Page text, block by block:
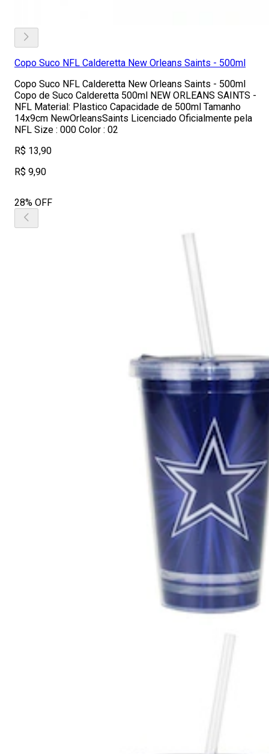
Copo Suco NFL Calderetta New Orleans Saints - 500ml
Copo Suco NFL Calderetta New Orleans Saints - 500ml
Copo de Suco Calderetta 500ml NEW ORLEANS SAINTS -
NFL Material: Plastico Capacidade de 500ml Tamanho
14x9cm NewOrleansSaints Licenciado Oficialmente pela
NFL Size : 000 Color : 02
R$ 13,90
R$ 9,90
28% OFF